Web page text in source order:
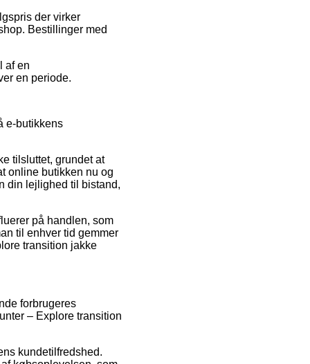
der virker
Bestillinger med
af en
en periode.
e-butikkens
tilsluttet, grundet at
online butikken nu og
din lejlighed til bistand,
på handlen, som
til enhver tid gemmer
transition jakke
forbrugeres
– Explore transition
kundetilfredshed.